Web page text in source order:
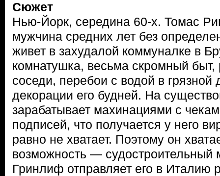
Сюжет
Нью-Йорк, середина 60-х. Томас
мужчина средних лет без
живет в захудалой коммуналке в
комнатушка, весьма скромный
соседи, перебои с водой в
декорации его будней. На
зарабатывает махинациями с
подписей, что получается у него
равно не хватает. Поэтому он
возможность — судостроительный
Гринлиф отправляет его в Италию